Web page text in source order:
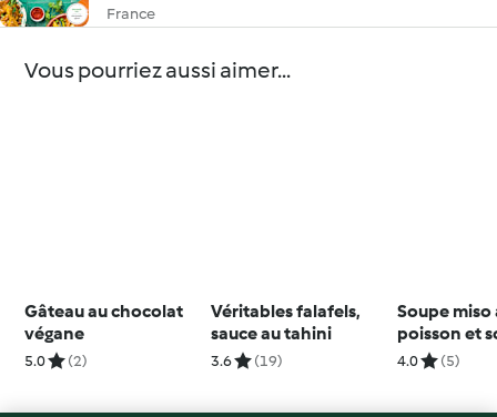
France
Vous pourriez aussi aimer...
Gâteau au chocolat
végane
5.0 (2)
Véritables falafels,
sauce au tahini
3.6 (19)
Soupe miso
poisson et
4.0 (5)